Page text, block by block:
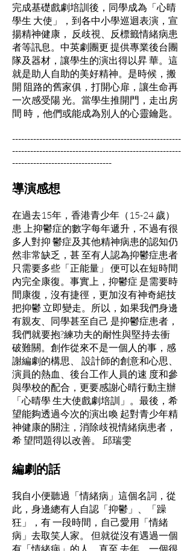
完成基礎戲劇培訓後，同學成為「心晴
學生 大使」，到各中小學巡迴表演，宣
揚精神健康， 反歧視、反標籤情緒病患
者等訊息。中英劇團更 提供專業後台團
隊及器材，讓學生的演出得以昇 華。這
就是助人自助的美好精神。是時候，搬
開 阻路的舊家俱，打開心扉，讓生命再
一次感受陽 光。當學生推開門，走出房
間 時，他們或能成為別人的心靈鑰匙。
--------------------------------------------------------
--------------------------------------------------------
---------------------------------
導演感想
在過去15年，香港青少年（15-24 歲）
患 上抑鬱症的數字每年遞升，不過有很
多人對抑 鬱症及其他精神病患的認知仍
然非常缺乏，甚 至有人認為抑鬱症患者
只需要多些「正能量」 便可以在短時間
內完全康復。事實上，抑鬱症 是需要時
間康復，沒有捷徑，更加沒有神奇絕技
把抑鬱 立即變走。所以，如果我們身邊
有親友、同學甚至自己 是抑鬱症患者，
我們就要抱?練功夫的耐性與堅持去衝
破難關。創作從來不是一個人的事，感
謝編劇的構思、 設計師的創意和心思、
演員的熱血、後台工作人員的速 度和參
與學校的配合，更要感謝心晴行動主辦
「心晴學 生大使戲劇培訓」。最後，希
望能夠透過今次的演出喚 起對青少年精
神健康的關注，消除歧視情緒病患者，
希 望問題得以改善。 邱瑞雯
編劇的話
我自小便聽過「情緒病」這個名詞，從
此，身邊總有人自認「抑鬱」、「躁
狂」，有 一段時間，自己愛用「情緒
病」去取笑人家。 但就從沒有遇過一個
有「情緒病」的人。直至 去年，一個很